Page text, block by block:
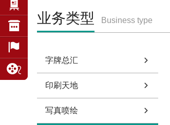
业务类型 Business type
字牌总汇
印刷天地
写真喷绘